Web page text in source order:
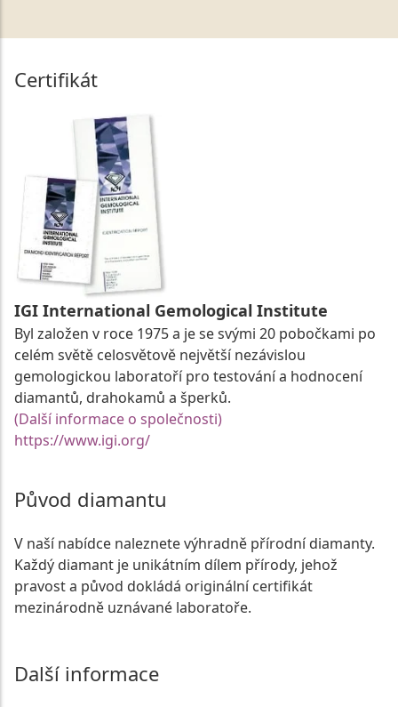
Certifikát
IGI International Gemological Institute
Byl založen v roce 1975 a je se svými 20 pobočkami po
celém světě celosvětově největší nezávislou
gemologickou laboratoří pro testování a hodnocení
diamantů, drahokamů a šperků.
(Další informace o společnosti)
https://www.igi.org/
Původ diamantu
V naší nabídce naleznete výhradně přírodní diamanty.
Každý diamant je unikátním dílem přírody, jehož
pravost a původ dokládá originální certifikát
mezinárodně uznávané laboratoře.
Další informace